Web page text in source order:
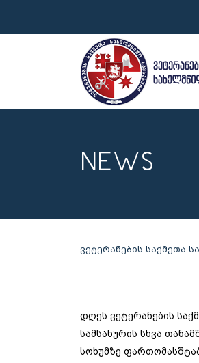
NEWS
ვეტერანების საქმეთა
დღეს ვეტერანების
სამსახურის სხვა
სოხუმზე